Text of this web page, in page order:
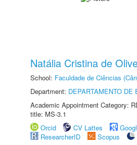
Natália Cristina de
School: Faculdade de Ciências
Department: DEPARTAMENTO DE
Academic Appointment Category:
title: MS-3.1
Orcid
CV Lattes
ResearcherID
Scopus